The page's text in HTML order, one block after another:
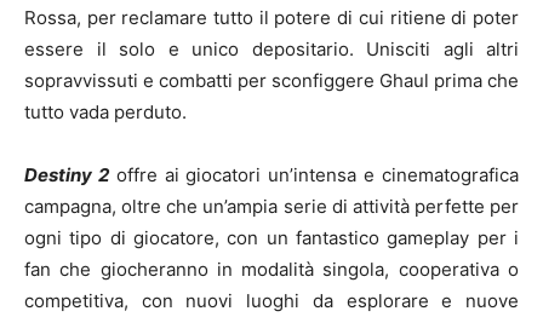
Rossa, per reclamare tutto il potere di cui ritiene di poter
essere il solo e unico depositario. Unisciti agli altri
sopravvissuti e combatti per sconfiggere Ghaul prima che
tutto vada perduto.
Destiny 2offre ai giocatori un’intensa e cinematografica
campagna, oltre che un’ampia serie di attività perfette per
ogni tipo di giocatore, con un fantastico gameplay per i
fan che giocheranno in modalità singola, cooperativa o
competitiva, con nuovi luoghi da esplorare e nuove